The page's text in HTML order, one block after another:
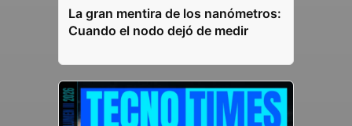
La gran mentira de los nanómetros:
Cuando el nodo dejó de medir